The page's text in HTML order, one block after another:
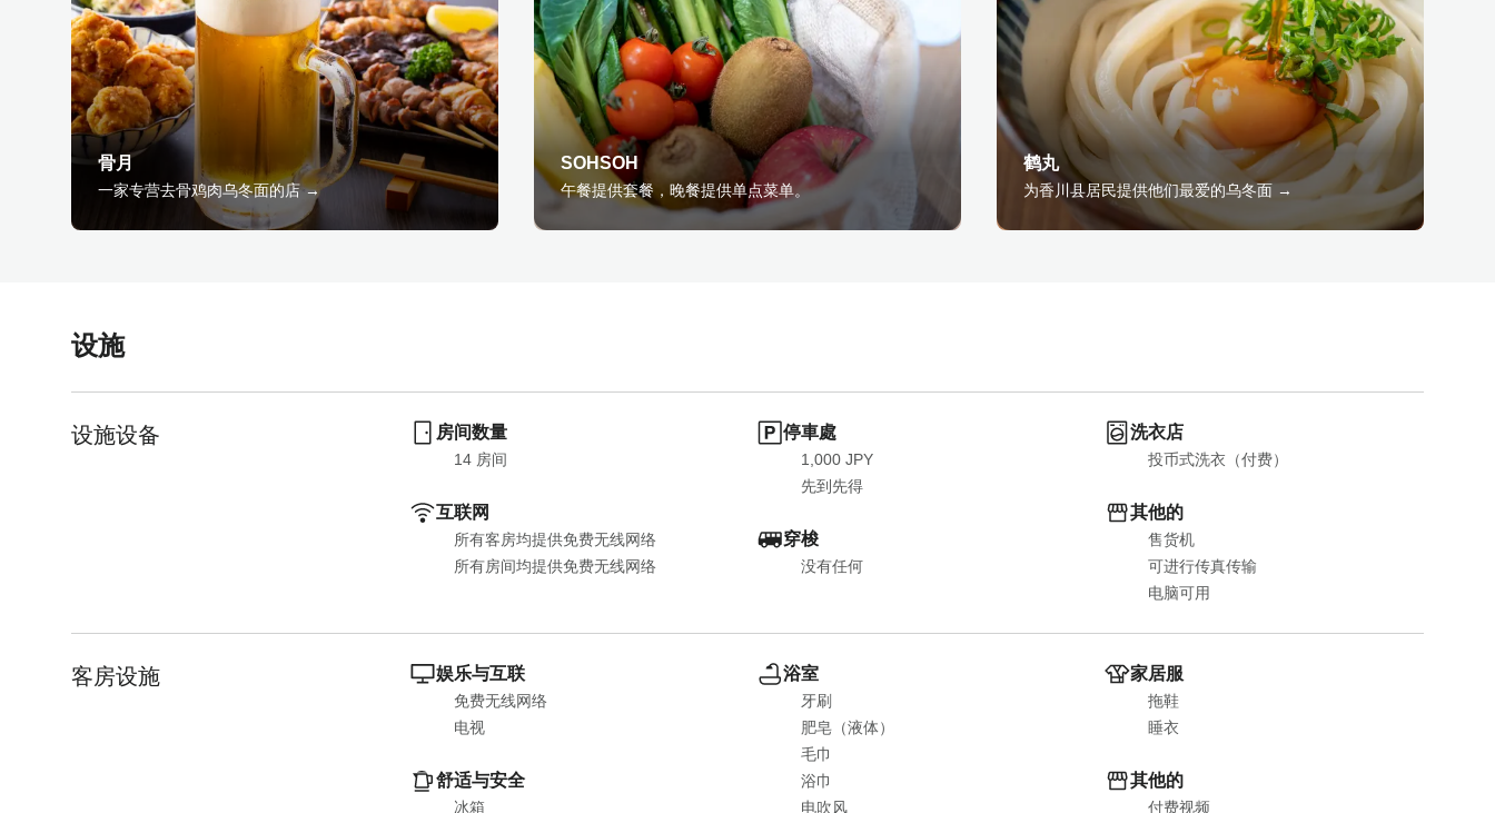
骨月
一家专营去骨鸡肉乌冬面的店 →
SOHSOH
午餐提供套餐，晚餐提供单点菜单。
鹤丸
为香川县居民提供他们最爱的乌冬面 →
设施
设施设备 房间数量
14 房间
互联网
所有客房均提供免费无线网络
所有房间均提供免费无线网络
停車處
1,000 JPY
先到先得
穿梭
没有任何
洗衣店
投币式洗衣（付费）
其他的
售货机
可进行传真传输
电脑可用
客房设施 娱乐与互联
免费无线网络
电视
舒适与安全
冰箱
浴室
牙刷
肥皂（液体）
毛巾
浴巾
电吹风
家居服
拖鞋
睡衣
其他的
付费视频